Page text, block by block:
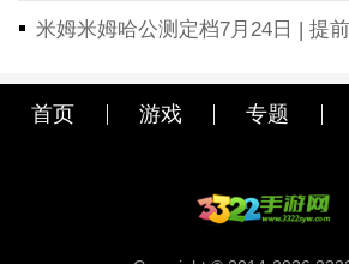
米姆米姆哈公测定档7月24日 | 提
首页 游戏 专题